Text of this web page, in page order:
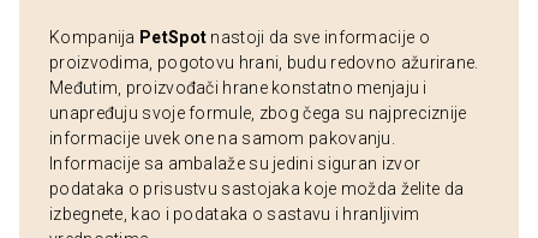
Kompanija PetSpot nastoji da sve informacije o
proizvodima, pogotovu hrani, budu redovno ažurirane.
Međutim, proizvođači hrane konstatno menjaju i
unapređuju svoje formule, zbog čega su najpreciznije
informacije uvek one na samom pakovanju.
Informacije sa ambalaže su jedini siguran izvor
podataka o prisustvu sastojaka koje možda želite da
izbegnete, kao i podataka o sastavu i hranljivim